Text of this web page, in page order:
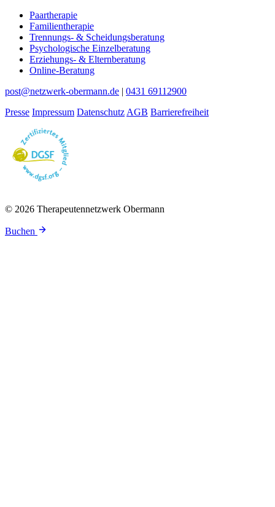
Paartherapie
Familientherapie
Trennungs- & Scheidungsberatung
Psychologische Einzelberatung
Erziehungs- & Elternberatung
Online-Beratung
post@netzwerk-obermann.de | 0431 69112900
Presse Impressum Datenschutz AGB Barrierefreiheit
© 2026 Therapeutennetzwerk Obermann
Buchen